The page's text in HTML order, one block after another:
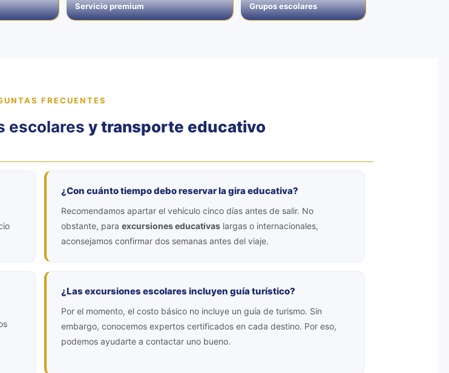
Servicio premium Grupos escolares
FRECUENTES
escolares y transporte educativo
¿Con cuánto tiempo debo reservar la gira educativa?
Recomendamos apartar el vehículo cinco días antes de salir. No
obstante, paraexcursiones educativas largas o internacionales,
aconsejamos confirmar dos semanas antes del viaje.
¿Las excursiones escolares incluyen guía turístico?
Por el momento, el costo básico no incluye un guía de turismo. Sin
embargo, conocemos expertos certificados en cada destino. Por eso,
podemos ayudarte a contactar uno bueno.